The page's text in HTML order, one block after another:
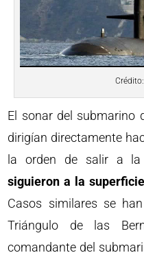
El sonar del submarino
dirigían directamente
la orden de salir a la
siguieron a la
Casos similares se
Triángulo de las
comandante del